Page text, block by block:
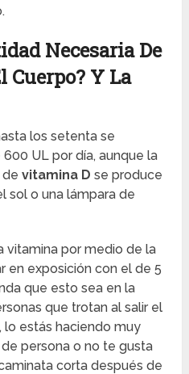
Necesaria De
Cuerpo? Y La
los setenta se
UL por día, aunque la
devitamina D se produce
sol o una lámpara de
vitamina por medio de la
en exposición con el de 5
que esto sea en la
que trotan al salir el
estás haciendo muy
persona o no te gusta
corta después de